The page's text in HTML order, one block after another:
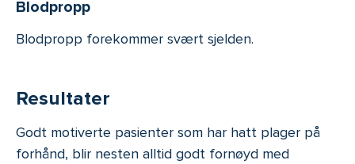
Blodpropp
Blodpropp forekommer svært sjelden.
Resultater
Godt motiverte pasienter som har hatt plager på
forhånd, blir nesten alltid godt fornøyd med